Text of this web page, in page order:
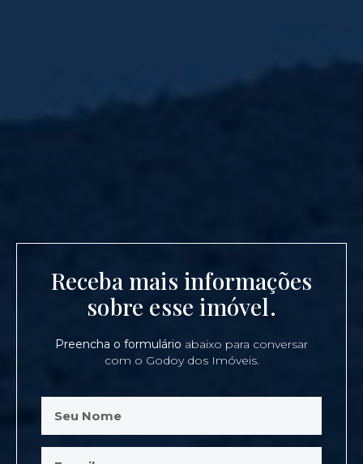
Receba mais informações
sobre esse imóvel.
Preencha o formulário abaixo para conversar
com o Godoy dos Imóveis.